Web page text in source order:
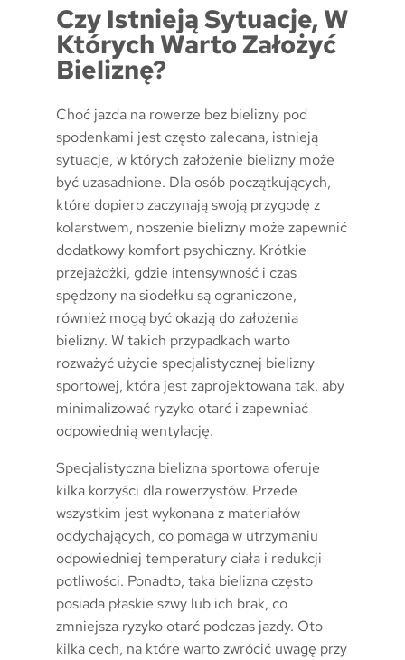
Czy Istnieją Sytuacje, W
Których Warto Założyć
Bieliznę?
Choć jazda na rowerze bez bielizny pod
spodenkami jest często zalecana, istnieją
sytuacje, w których założenie bielizny może
być uzasadnione. Dla osób początkujących,
które dopiero zaczynają swoją przygodę z
kolarstwem, noszenie bielizny może zapewnić
dodatkowy komfort psychiczny. Krótkie
przejażdżki, gdzie intensywność i czas
spędzony na siodełku są ograniczone,
również mogą być okazją do założenia
bielizny. W takich przypadkach warto
rozważyć użycie specjalistycznej bielizny
sportowej, która jest zaprojektowana tak, aby
minimalizować ryzyko otarć i zapewniać
odpowiednią wentylację.
Specjalistyczna bielizna sportowa oferuje
kilka korzyści dla rowerzystów. Przede
wszystkim jest wykonana z materiałów
oddychających, co pomaga w utrzymaniu
odpowiedniej temperatury ciała i redukcji
potliwości. Ponadto, taka bielizna często
posiada płaskie szwy lub ich brak, co
zmniejsza ryzyko otarć podczas jazdy. Oto
kilka cech, na które warto zwrócić uwagę przy